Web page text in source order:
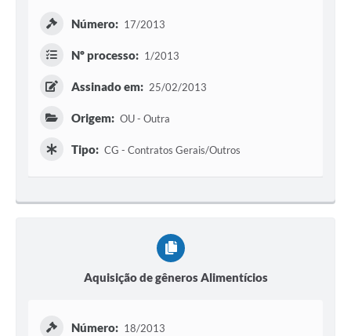
Número: 17/2013
Nº processo: 1/2013
Assinado em: 25/02/2013
Origem: OU - Outra
Tipo: CG - Contratos Gerais/Outros
Aquisição de gêneros Alimentícios
Número: 18/2013